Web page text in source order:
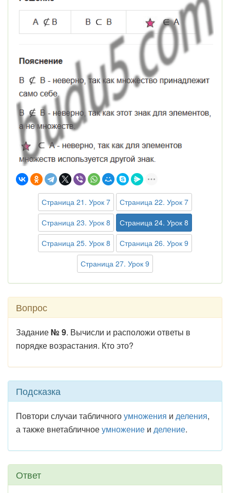
Страница 21. Урок 7
Страница 22. Урок 7
Страница 23. Урок 8
Страница 24. Урок 8
Страница 25. Урок 8
Страница 26. Урок 9
Страница 27. Урок 9
Вопрос
Задание№ 9. Вычисли и расположи ответы в
порядке возрастания. Кто это?
Подсказка
Повтори случаи табличногоумножения и деления,
а также внетабличноеумножение и деление.
Ответ